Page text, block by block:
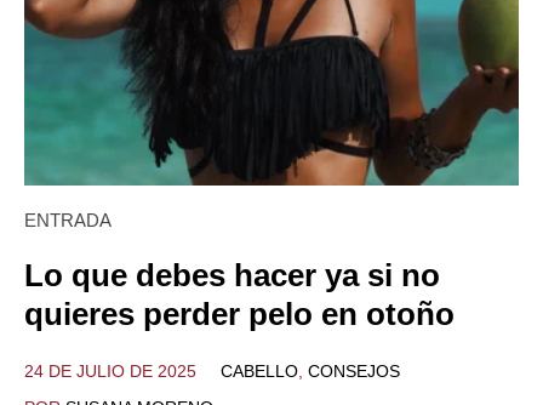
ENTRADA
Lo que debes hacer ya si no
quieres perder pelo en otoño
24 DE JULIO DE 2025 CABELLO, CONSEJOS